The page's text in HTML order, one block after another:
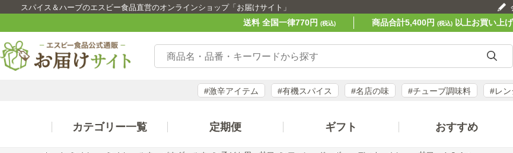
スパイス＆ハーブのエスビー食品直営のオンラインショップ「お届けサイト」
送料 全国一律770円 (税込) 商品合計5,400円 (税込)以上お買い上
#激辛アイテム #有機スパイス #名店の味 #チューブ調味料 #レン
カテゴリー一覧 定期便 ギフト おすすめ